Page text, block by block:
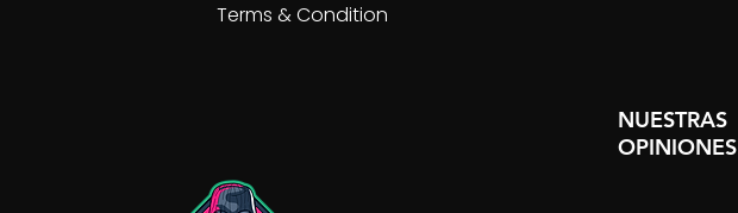
Terms & Condition
NUESTRAS
OPINIONES